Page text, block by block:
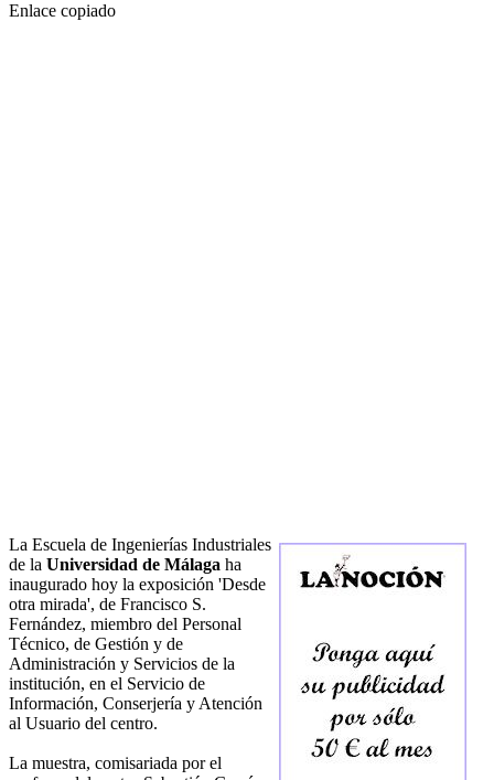
Enlace copiado
La Escuela de Ingenierías Industriales
de la Universidad de Málaga ha
inaugurado hoy la exposición 'Desde
otra mirada', de Francisco S.
Fernández, miembro del Personal
Técnico, de Gestión y de
Administración y Servicios de la
institución, en el Servicio de
Información, Conserjería y Atención
al Usuario del centro.
La muestra, comisariada por el